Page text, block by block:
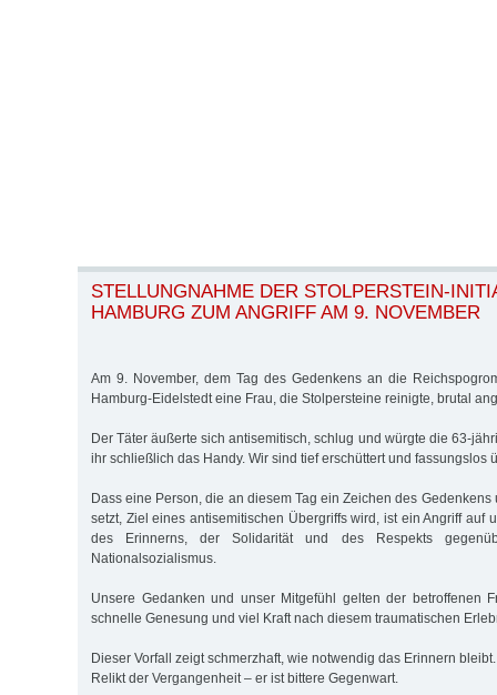
STELLUNGNAHME DER STOLPERSTEIN-
HAMBURG ZUM ANGRIFF AM 9. NOVEMBER
Am 9. November, dem Tag des Gedenkens an die
Hamburg-Eidelstedt eine Frau, die Stolpersteine reinigte, brutal
Der Täter äußerte sich antisemitisch, schlug und würgte die 63-
ihr schließlich das Handy. Wir sind tief erschüttert und fassungslos
Dass eine Person, die an diesem Tag ein Zeichen des
setzt, Ziel eines antisemitischen Übergriffs wird, ist ein Angriff auf
des Erinnerns, der Solidarität und des Respekts
Nationalsozialismus.
Unsere Gedanken und unser Mitgefühl gelten der betroffenen
schnelle Genesung und viel Kraft nach diesem traumatischen
Dieser Vorfall zeigt schmerzhaft, wie notwendig das Erinnern
Relikt der Vergangenheit – er ist bittere Gegenwart.